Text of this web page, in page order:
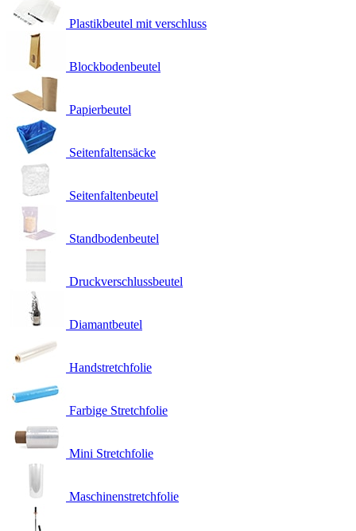
Plastikbeutel mit verschluss
Blockbodenbeutel
Papierbeutel
Seitenfaltensäcke
Seitenfaltenbeutel
Standbodenbeutel
Druckverschlussbeutel
Diamantbeutel
Handstretchfolie
Farbige Stretchfolie
Mini Stretchfolie
Maschinenstretchfolie